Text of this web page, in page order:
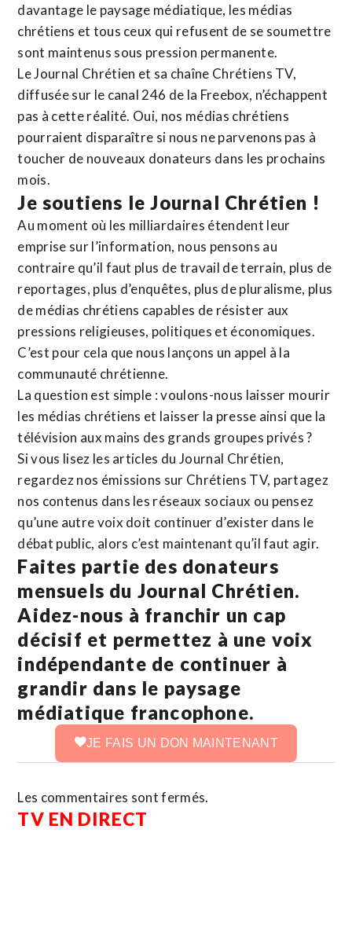
davantage le paysage médiatique, les médias
chrétiens et tous ceux qui refusent de se soumettre
sont maintenus sous pression permanente.
Le Journal Chrétien et sa chaîne Chrétiens TV,
diffusée sur le canal 246 de la Freebox, n’échappent
pas à cette réalité. Oui, nos médias chrétiens
pourraient disparaître si nous ne parvenons pas à
toucher de nouveaux donateurs dans les prochains
mois.
Je soutiens le Journal Chrétien !
Au moment où les milliardaires étendent leur
emprise sur l’information, nous pensons au
contraire qu’il faut plus de travail de terrain, plus de
reportages, plus d’enquêtes, plus de pluralisme, plus
de médias chrétiens capables de résister aux
pressions religieuses, politiques et économiques.
C’est pour cela que nous lançons un appel à la
communauté chrétienne.
La question est simple : voulons-nous laisser mourir
les médias chrétiens et laisser la presse ainsi que la
télévision aux mains des grands groupes privés ?
Si vous lisez les articles du Journal Chrétien,
regardez nos émissions sur Chrétiens TV, partagez
nos contenus dans les réseaux sociaux ou pensez
qu’une autre voix doit continuer d’exister dans le
débat public, alors c’est maintenant qu’il faut agir.
Faites partie des donateurs
mensuels du Journal Chrétien.
Aidez-nous à franchir un cap
décisif et permettez à une voix
indépendante de continuer à
grandir dans le paysage
médiatique francophone.
JE FAIS UN DON MAINTENANT
Les commentaires sont fermés.
TV EN DIRECT